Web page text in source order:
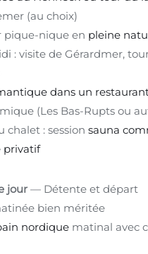
(au choix)
pique-nique en pleine
: visite de Gérardmer,
dans un
(Les Bas-Rupts ou
chalet : session sauna
privatif
jour — Détente et départ
bien méritée
nordique matinal avec